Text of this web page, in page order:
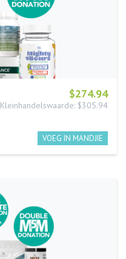
$274.94
Kleinhandelswaarde: $305.94